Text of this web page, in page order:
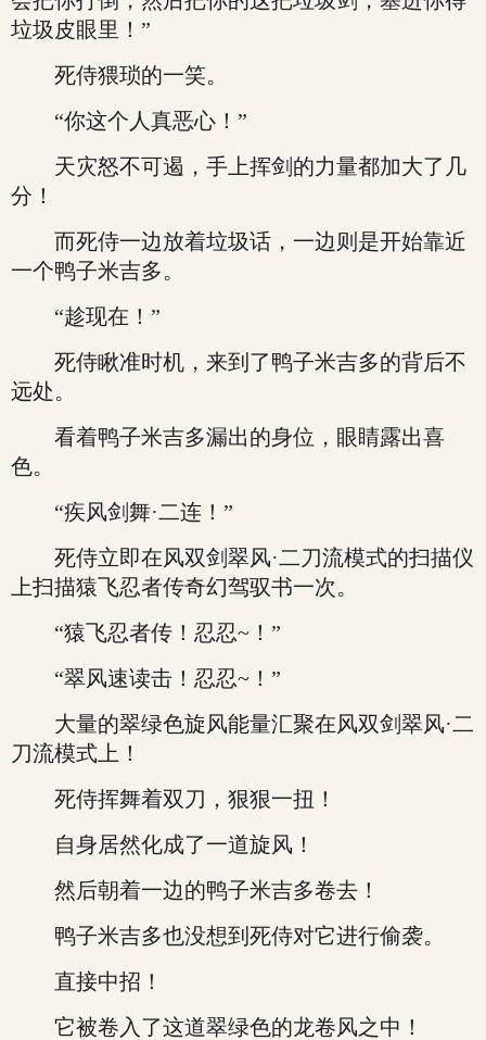
垃圾皮眼里！”
死侍猥琐的一笑。
“你这个人真恶心！”
天灾怒不可遏，手上挥剑的力量都加大了几
分！
而死侍一边放着垃圾话，一边则是开始靠近
一个鸭子米吉多。
“趁现在！”
死侍瞅准时机，来到了鸭子米吉多的背后不
远处。
看着鸭子米吉多漏出的身位，眼睛露出喜
色。
“疾风剑舞·二连！”
死侍立即在风双剑翠风·二刀流模式的扫描仪
上扫描猿飞忍者传奇幻驾驭书一次。
“猿飞忍者传！忍忍~！”
“翠风速读击！忍忍~！”
大量的翠绿色旋风能量汇聚在风双剑翠风·二
刀流模式上！
死侍挥舞着双刀，狠狠一扭！
自身居然化成了一道旋风！
然后朝着一边的鸭子米吉多卷去！
鸭子米吉多也没想到死侍对它进行偷袭。
直接中招！
它被卷入了这道翠绿色的龙卷风之中！